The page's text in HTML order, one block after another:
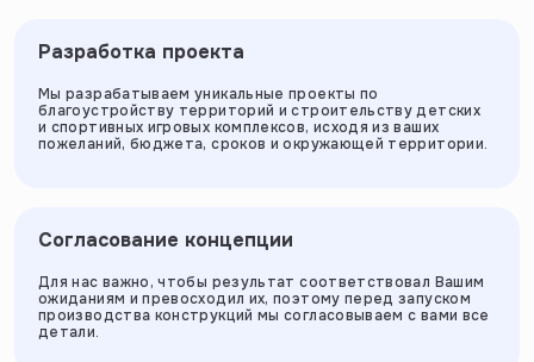
Разработка проекта
Мы разрабатываем уникальные проекты по
благоустройству территорий и строительству детских
и спортивных игровых комплексов, исходя из ваших
пожеланий, бюджета, сроков и окружающей территории.
Согласование концепции
Для нас важно, чтобы результат соответствовал Вашим
ожиданиям и превосходил их, поэтому перед запуском
производства конструкций мы согласовываем с вами все
детали.